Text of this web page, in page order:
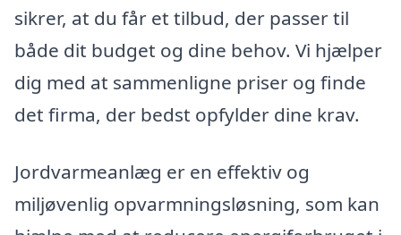
sikrer, at du får et tilbud, der passer til
både dit budget og dine behov. Vi hjælper
dig med at sammenligne priser og finde
det firma, der bedst opfylder dine krav.
Jordvarmeanlæg er en effektiv og
miljøvenlig opvarmningsløsning, som kan